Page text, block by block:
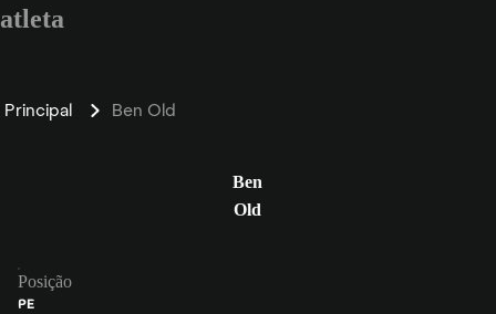
atleta
Principal Ben Old
Ben
Old
Posição
PE